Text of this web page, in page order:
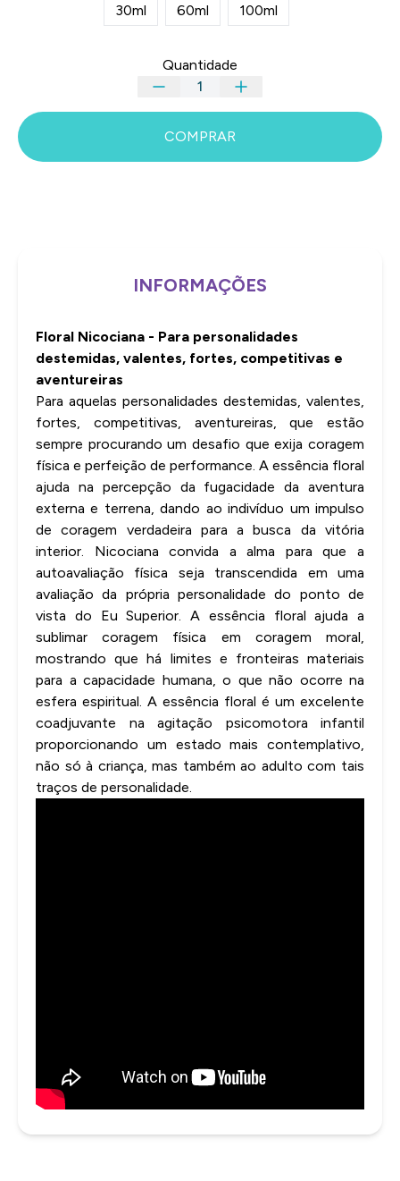
30ml 60ml 100ml
Quantidade
COMPRAR
INFORMAÇÕES
Floral Nicociana - Para personalidades
destemidas, valentes, fortes, competitivas e
aventureiras
Para aquelas personalidades destemidas, valentes,
fortes, competitivas, aventureiras, que estão
sempre procurando um desafio que exija coragem
física e perfeição de performance. A essência floral
ajuda na percepção da fugacidade da aventura
externa e terrena, dando ao indivíduo um impulso
de coragem verdadeira para a busca da vitória
interior. Nicociana convida a alma para que a
autoavaliação física seja transcendida em uma
avaliação da própria personalidade do ponto de
vista do Eu Superior. A essência floral ajuda a
sublimar coragem física em coragem moral,
mostrando que há limites e fronteiras materiais
para a capacidade humana, o que não ocorre na
esfera espiritual. A essência floral é um excelente
coadjuvante na agitação psicomotora infantil
proporcionando um estado mais contemplativo,
não só à criança, mas também ao adulto com tais
traços de personalidade.